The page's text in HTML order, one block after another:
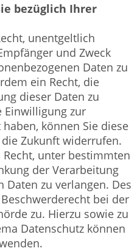
bezüglich Ihrer
unentgeltlich
und Zweck
Daten zu
ein Recht, die
dieser Daten zu
Einwilligung zur
können Sie diese
Zukunft widerrufen.
unter bestimmten
der Verarbeitung
Daten zu verlangen. Des
bei der
zu. Hierzu sowie zu
Datenschutz können